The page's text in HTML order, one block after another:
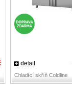
detail
Chladící skříň Coldline